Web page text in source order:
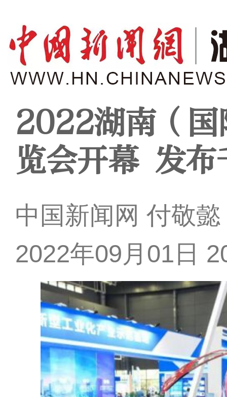
2022湖南（国
览会开幕 发布
中国新闻网 付敬懿
2022年09月01日